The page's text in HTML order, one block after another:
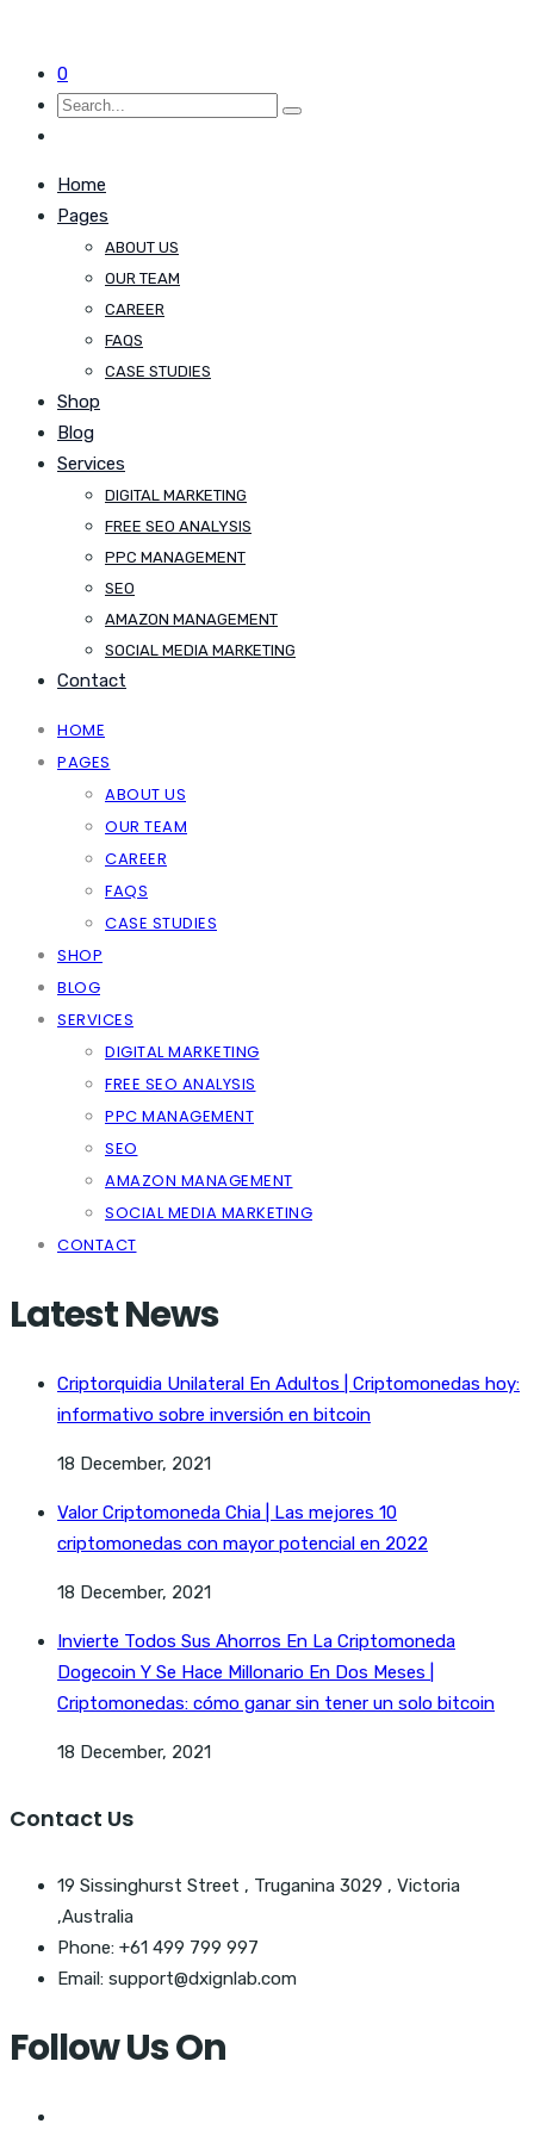
0
Home
Pages
ABOUT US
OUR TEAM
CAREER
FAQS
CASE STUDIES
Shop
Blog
Services
DIGITAL MARKETING
FREE SEO ANALYSIS
PPC MANAGEMENT
SEO
AMAZON MANAGEMENT
SOCIAL MEDIA MARKETING
Contact
HOME
PAGES
ABOUT US
OUR TEAM
CAREER
FAQS
CASE STUDIES
SHOP
BLOG
SERVICES
DIGITAL MARKETING
FREE SEO ANALYSIS
PPC MANAGEMENT
SEO
AMAZON MANAGEMENT
SOCIAL MEDIA MARKETING
CONTACT
Latest News
Criptorquidia Unilateral En Adultos | Criptomonedas hoy:
informativo sobre inversión en bitcoin
18 December, 2021
Valor Criptomoneda Chia | Las mejores 10
criptomonedas con mayor potencial en 2022
18 December, 2021
Invierte Todos Sus Ahorros En La Criptomoneda
Dogecoin Y Se Hace Millonario En Dos Meses |
Criptomonedas: cómo ganar sin tener un solo bitcoin
18 December, 2021
Contact Us
19 Sissinghurst Street , Truganina 3029 , Victoria
,Australia
Phone: +61 499 799 997
Email: support@dxignlab.com
Follow Us On